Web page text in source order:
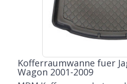
Kofferraumwanne fuer
Wagon 2001-2009